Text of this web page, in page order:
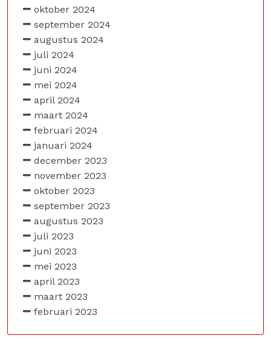
oktober 2024
september 2024
augustus 2024
juli 2024
juni 2024
mei 2024
april 2024
maart 2024
februari 2024
januari 2024
december 2023
november 2023
oktober 2023
september 2023
augustus 2023
juli 2023
juni 2023
mei 2023
april 2023
maart 2023
februari 2023